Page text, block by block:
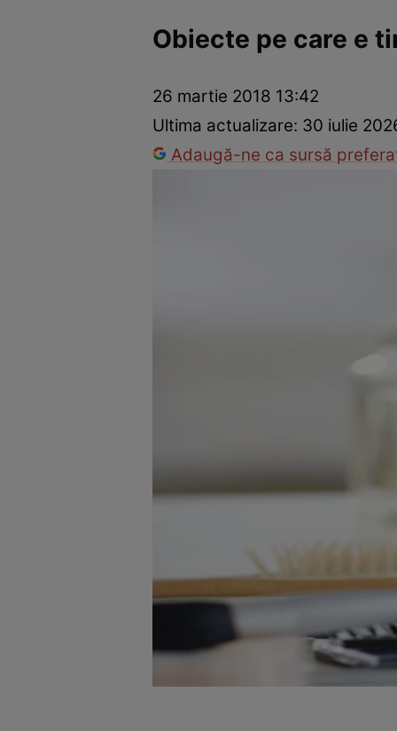
Dezvoltare personalăÎngrijire personalăCasă și grădină
Obiecte pe care e
26 martie 2018 13:42
Ultima actualizare: 30 iulie
Adaugă-ne ca sursă